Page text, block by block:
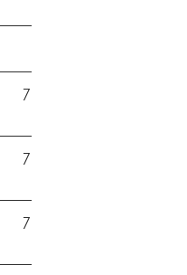
7,000円(税込7,700円)
7,000円(税込7,700円)
7,000円(税込7,700円)